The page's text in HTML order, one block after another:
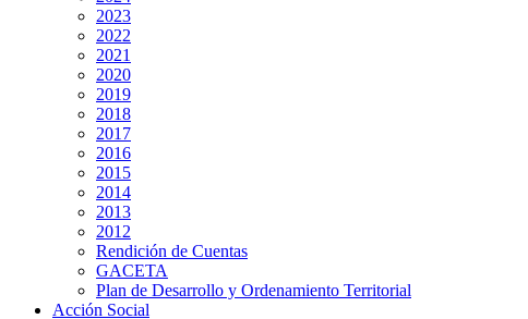
2023
2022
2021
2020
2019
2018
2017
2016
2015
2014
2013
2012
Rendición de Cuentas
GACETA
Plan de Desarrollo y Ordenamiento Territorial
Acción Social